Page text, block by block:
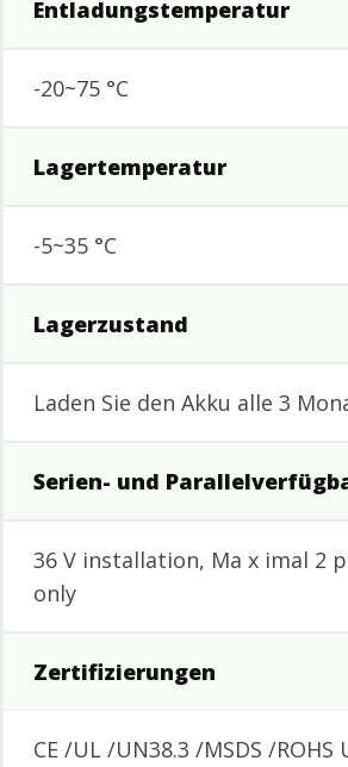
Entladungstemperatur
-20~75 °C
Lagertemperatur
-5~35 °C
Lagerzustand
Laden Sie den Akku alle 3
Serien- und
36 V installation, Ma x imal 2
only
Zertifizierungen
CE /UL /UN38.3 /MSDS /ROHS